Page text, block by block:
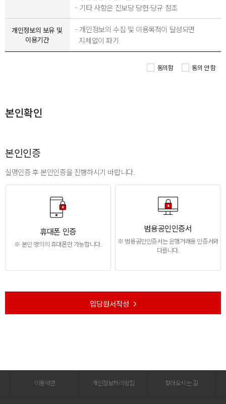
- 기타 사항은 진보당 당헌·당규 참조
개인정보의 보유 및
이용기간
- 개인정보의 수집 및 이용목적이 달성되면
지체없이 파기
동의함 동의 안 함
본인확인
본인인증
실명인증 후 본인인증을 진행하시기 바랍니다.
휴대폰 인증
※ 본인 명의의 휴대폰만 가능합니다.
범용공인인증서
※ 범용공인인증서는 은행거래용 인증서와
다릅니다.
입당원서작성
이용약관 개인정보처리방침 찾아오시는 길